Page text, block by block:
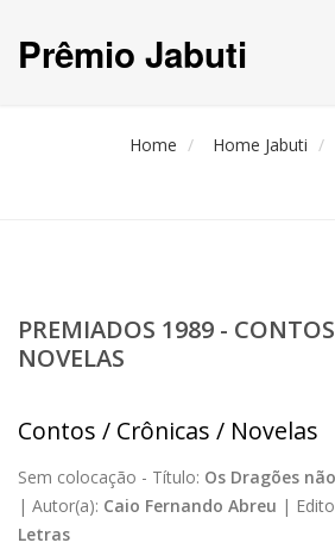
Prêmio Jabuti
Home Home Jabuti
PREMIADOS 1989 -
NOVELAS
Contos / Crônicas / Novelas
Sem colocação - Título: Os Dragões
| Autor(a): Caio Fernando Abreu |
Letras